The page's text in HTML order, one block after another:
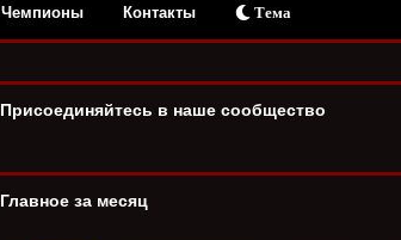
Чемпионы Контакты Тема
Присоединяйтесь в наше сообщество
Главное за месяц